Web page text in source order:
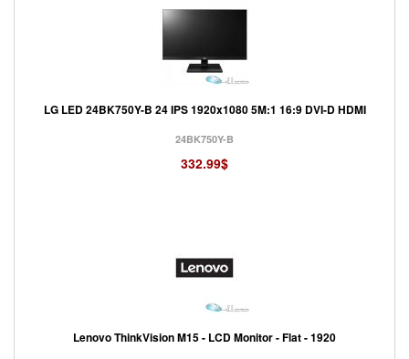
LG LED 24BK750Y-B 24 IPS 1920x1080 5M:1 16:9 DVI-D HDMI
24BK750Y-B
332.99$
Lenovo ThinkVision M15 - LCD Monitor - Flat - 1920